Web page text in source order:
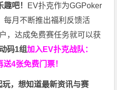
吧！ EV扑克作为GGPoker
每月不断推出福利反馈活
，达成免费赛任务就可以获
码1组加入EV扑克战队：
送4张免费门票！
玩，想知道最新资讯与赛